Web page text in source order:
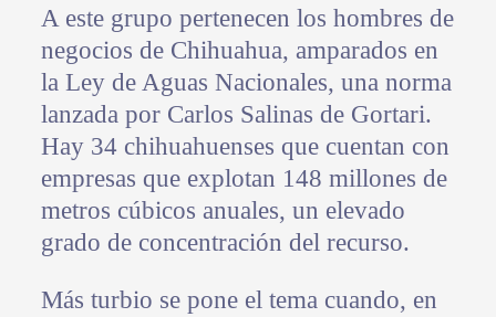
A este grupo pertenecen los hombres de
negocios de Chihuahua, amparados en
la Ley de Aguas Nacionales, una norma
lanzada por Carlos Salinas de Gortari.
Hay 34 chihuahuenses que cuentan con
empresas que explotan 148 millones de
metros cúbicos anuales, un elevado
grado de concentración del recurso.
Más turbio se pone el tema cuando, en